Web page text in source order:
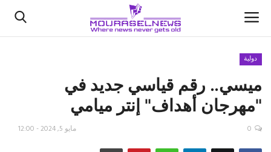
الأخبار
كتّابنا
دولية
ميسي.. رقم قياسي جديد في
"مهرجان أهداف" إنتر ميامي
مايو 5, 2024 - 12:00 0